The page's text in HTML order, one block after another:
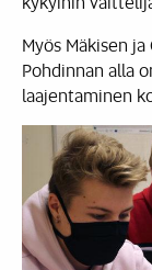
Myös Mäkisen
Pohdinnan alla
laajentaminen